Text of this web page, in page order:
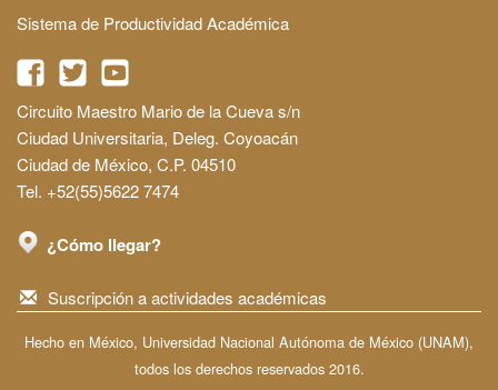
Sistema de Productividad Académica
Circuito Maestro Mario de la Cueva s/n
Ciudad Universitaria, Deleg. Coyoacán
Ciudad de México, C.P. 04510
Tel. +52(55)5622 7474
¿Cómo llegar?
Suscripción a actividades académicas
Hecho en México, Universidad Nacional Autónoma de México (UNAM),
todos los derechos reservados 2016.